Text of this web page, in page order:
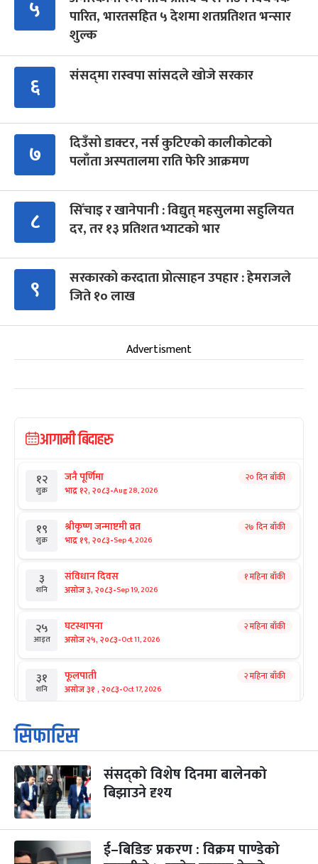
५
पारित, भारतसहित ५ देशमा शतप्रतिशत भन्सार
शुल्क
६ संसद्‍मा रास्वपा सांसदले खोजे सरकार
७
दिउँसो डाक्टर, नर्स कुटिएको कालीकोटको
पलाँता अस्पतालमा राति फेरि आक्रमण
८
सिँचाइ र खानेपानी : विद्युत् महसुलमा सहुलियत
दर, तर १३ प्रतिशत भ्याटको भार
९
सरकारको करदाता प्रोत्साहन उपहार : हेमराजले
जिते १० लाख
Advertisment
आगामी बिदाहरु
१२
शुक्र
जनै पूर्णिमा
भाद्र १२, २०८३-Aug 28, 2026
२० दिन बाँकी
१९
शुक्र
श्रीकृष्ण जन्माष्टमी व्रत
भाद्र १९, २०८३-Sep 4, 2026
२७ दिन बाँकी
३
शनि
संविधान दिवस
असोज ३, २०८३-Sep 19, 2026
१ महिना बाँकी
२५
आइत
घटस्थापना
असोज २५, २०८३-Oct 11, 2026
२ महिना बाँकी
३१
शनि
फूलपाती
असोज ३१ , २०८३-Oct 17, 2026
२ महिना बाँकी
१
आइत
कार्तिक सङ्क्रान्ति
कार्तिक १, २०८३
३
मंगल
महानवमी
कार्तिक ३, २०८३-Oct 20, 2026
२ महिना बाँकी
४
बुध कार्तिक ४, २०८३ -Oct 21, 2026
सिफारिस
संसद्को विशेष दिनमा बालेनको
बिझाउने दृश्य
ई–बिडिङ प्रकरण : विक्रम पाण्डेको